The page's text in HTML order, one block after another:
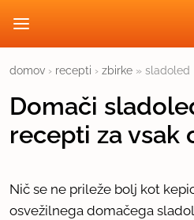
domov › recepti › zbirke » sladoled
Domači sladoled: Osvežilni
recepti za vsak
Nič se ne prileže bolj kot
osvežilnega domačega